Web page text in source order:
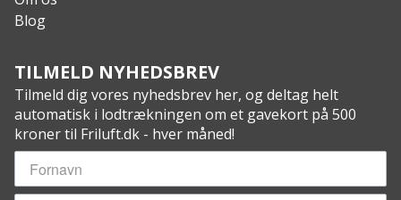
Blog
TILMELD NYHEDSBREV
Tilmeld dig vores nyhedsbrev her, og deltag helt
automatisk i lodtrækningen om et gavekort på 500
kroner til Friluft.dk - hver måned!